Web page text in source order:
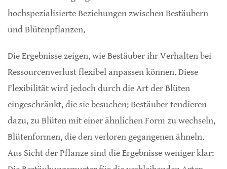
hochspezialisierte Beziehungen zwischen Bestäubern
und Blütenpflanzen.
Die Ergebnisse zeigen, wie Bestäuber ihr Verhalten bei
Ressourcenverlust flexibel anpassen können. Diese
Flexibilität wird jedoch durch die Art der Blüten
eingeschränkt, die sie besuchen: Bestäuber tendieren
dazu, zu Blüten mit einer ähnlichen Form zu wechseln,
Blütenformen, die den verloren gegangenen ähneln.
Aus Sicht der Pflanze sind die Ergebnisse weniger klar: